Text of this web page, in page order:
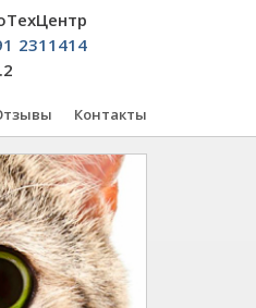
2311414
Контакты